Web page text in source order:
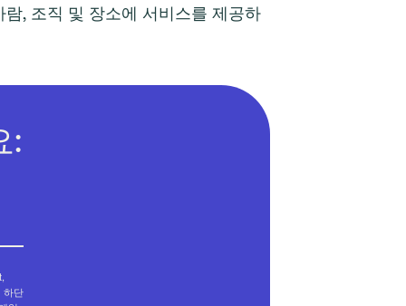
, 조직 및 장소에 서비스를 제공하
:
하단